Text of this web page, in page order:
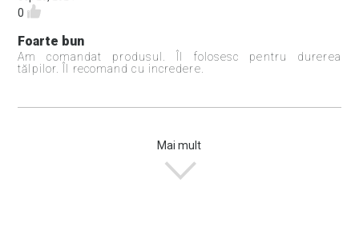
0
Foarte bun
Am comandat produsul. Îl folosesc pentru durerea
tălpilor. Îl recomand cu incredere.
Mai mult